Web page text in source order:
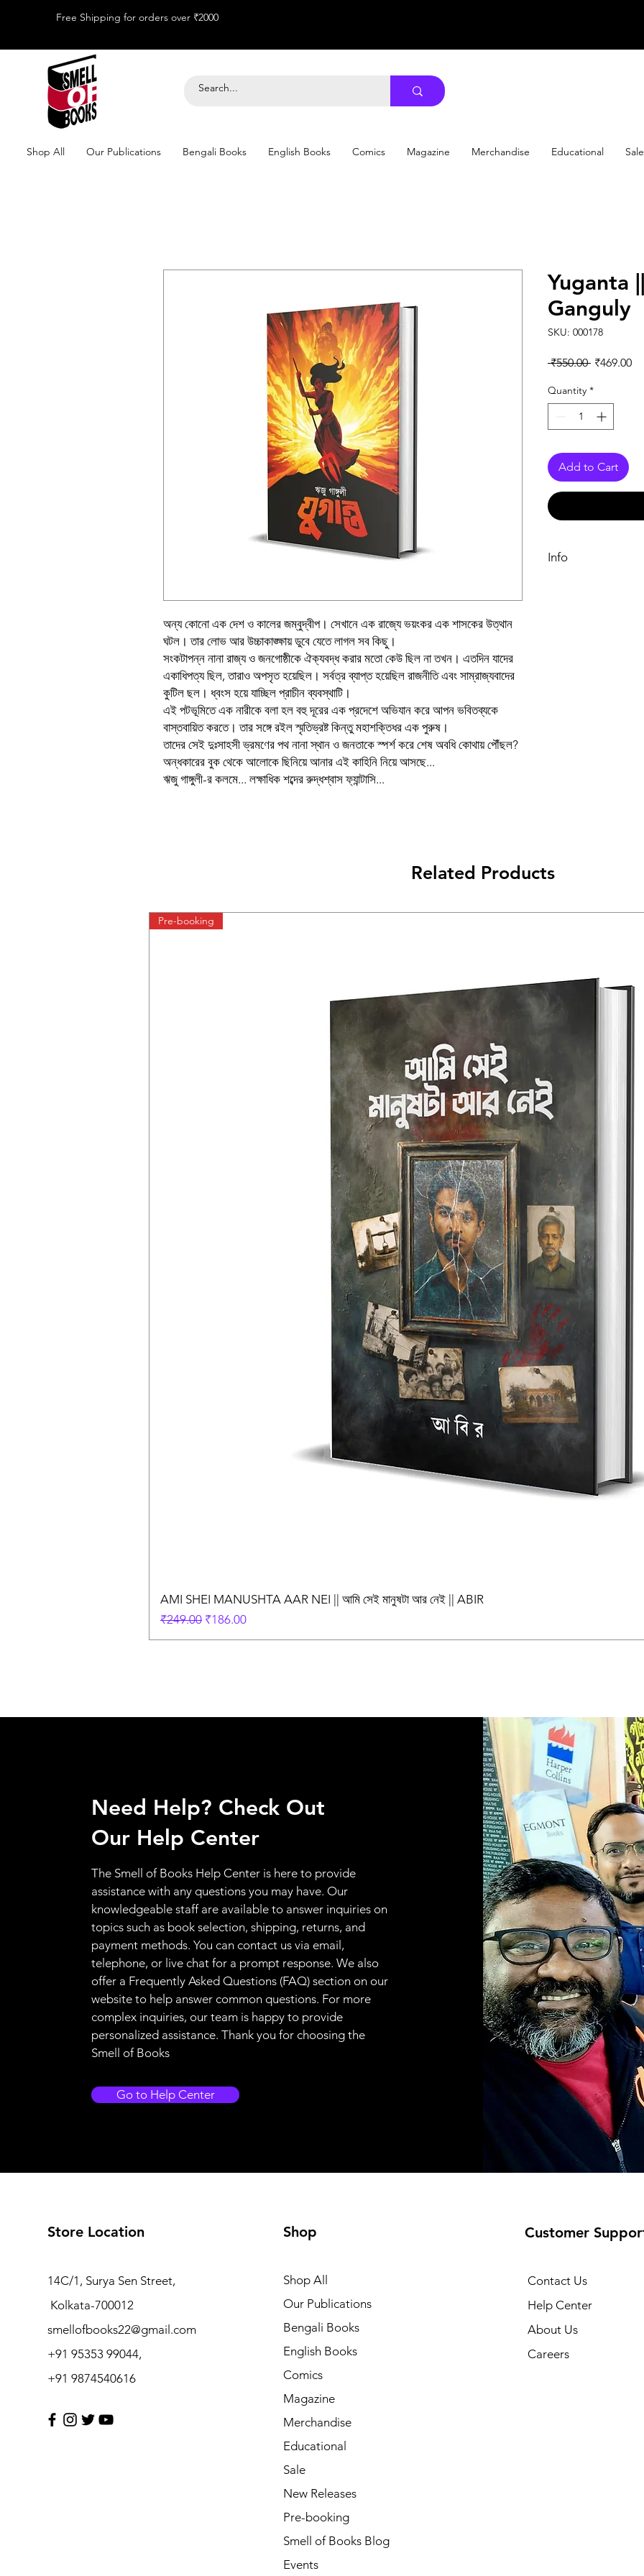
Free Shipping for orders over ₹2000
Shop All Our Publications Bengali Books English Books Comics Magazine Merchandise Educational Sale
অন্য কোনো এক দেশ ও কালের জম্বুদ্বীপ। সেখানে এক রাজ্যে ভয়ংকর এক শাসকের উত্থান
ঘটল। তার লোভ আর উচ্চাকাঙ্ক্ষায় ডুবে যেতে লাগল সব কিছু।
সংকটাপন্ন নানা রাজ্য ও জনগোষ্ঠীকে ঐক্যবদ্ধ করার মতো কেউ ছিল না তখন। এতদিন যাদের
একাধিপত্য ছিল, তারাও অপসৃত হয়েছিল। সর্বত্র ব্যাপ্ত হয়েছিল রাজনীতি এবং সাম্রাজ্যবাদের
কুটিল ছল। ধ্বংস হয়ে যাচ্ছিল প্রাচীন ব্যবস্থাটি।
এই পটভূমিতে এক নারীকে বলা হল বহু দূরের এক প্রদেশে অভিযান করে আপন ভবিতব্যকে
বাস্তবায়িত করতে। তার সঙ্গে রইল স্মৃতিভ্রষ্ট কিন্তু মহাশক্তিধর এক পুরুষ।
তাদের সেই দুঃসাহসী ভ্রমণের পথ নানা স্থান ও জনতাকে স্পর্শ করে শেষ অবধি কোথায় পৌঁছল?
অন্ধকারের বুক থেকে আলোকে ছিনিয়ে আনার এই কাহিনি নিয়ে আসছে...
ঋজু গাঙ্গুলী-র কলমে... লক্ষাধিক শব্দের রুদ্ধশ্বাস ফ্যান্টাসি...
Yuganta
Ganguly
SKU: 000178
₹550.00 Regular
₹469.00
Quantity *
Add to Cart
Info
Related Products
Pre-booking
AMI SHEI MANUSHTA AAR NEI || আমি সেই মানুষটা আর নেই || ABIR
Regular Price
₹249.00 Sale Price
₹186.00
Need Help? Check Out
Our Help Center
The Smell of Books Help Center is here to provide
assistance with any questions you may have. Our
knowledgeable staff are available to answer inquiries on
topics such as book selection, shipping, returns, and
payment methods. You can contact us via email,
telephone, or live chat for a prompt response. We also
offer a Frequently Asked Questions (FAQ) section on our
website to help answer common questions. For more
complex inquiries, our team is happy to provide
personalized assistance. Thank you for choosing the
Smell of Books
Go to Help Center
Store Location
14C/1, Surya Sen Street,
Kolkata-700012
smellofbooks22@gmail.com
+91 95353 99044,
+91 9874540616
Shop
Shop All
Our Publications
Bengali Books
English Books
Comics
Magazine
Merchandise
Educational
Sale
New Releases
Pre-booking
Smell of Books Blog
Events
Customer
Contact Us
Help Center
About Us
Careers